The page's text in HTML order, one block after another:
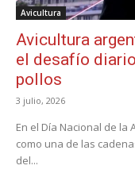
Avicultura
Avicultura
el desafío
pollos
3 julio, 2026
En el Día Nacional de
como una de las
del...